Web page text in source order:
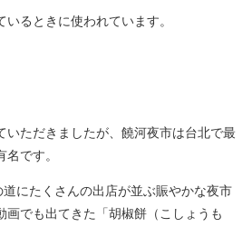
るときに使われています。
いただきましたが、 饒河夜市は台北で最
名です。
にたくさんの出店が並ぶ賑やかな夜市
画でも出てきた「胡椒餅（こしょうも